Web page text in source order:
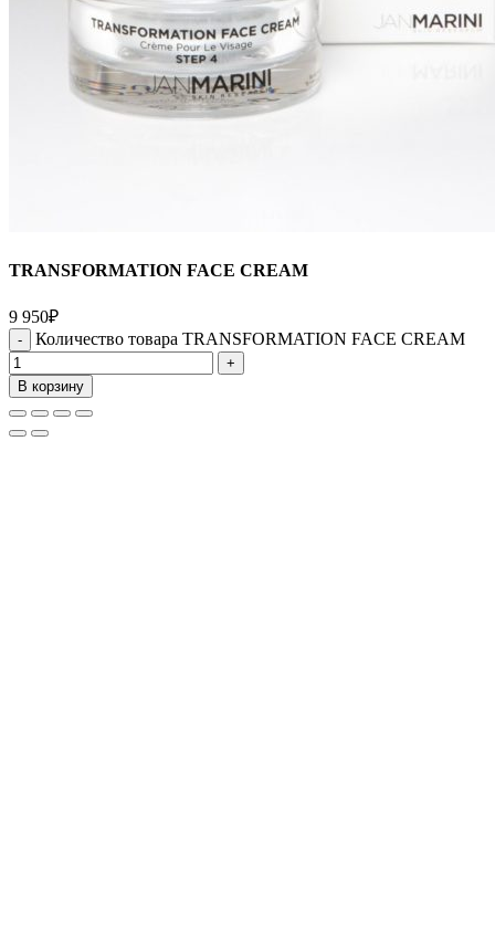
TRANSFORMATION FACE CREAM
9 950₽
Количество товара TRANSFORMATION FACE CREAM
В корзину